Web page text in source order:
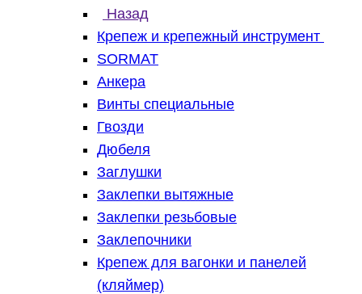
Назад
Крепеж и крепежный инструмент
SORMAT
Анкера
Винты специальные
Гвозди
Дюбеля
Заглушки
Заклепки вытяжные
Заклепки резьбовые
Заклепочники
Крепеж для вагонки и панелей
(кляймер)